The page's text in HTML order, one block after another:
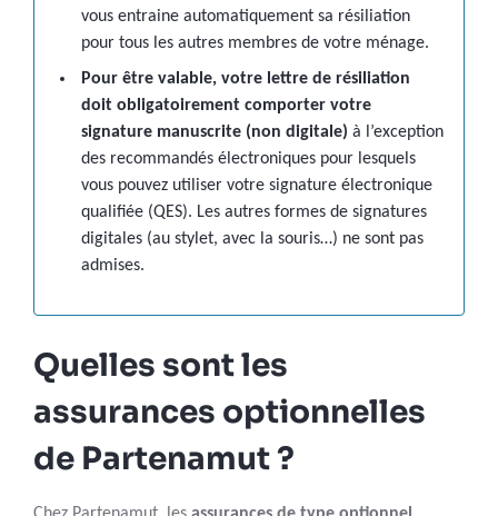
vous entraine automatiquement sa résiliation
pour tous les autres membres de votre ménage.
Pour être valable, votre lettre de résiliation
doit obligatoirement comporter votre
signature manuscrite (non digitale) à l’exception
des recommandés électroniques pour lesquels
vous pouvez utiliser votre signature électronique
qualifiée (QES). Les autres formes de signatures
digitales (au stylet, avec la souris…) ne sont pas
admises.
Quelles sont les
assurances optionnelles
de Partenamut ?